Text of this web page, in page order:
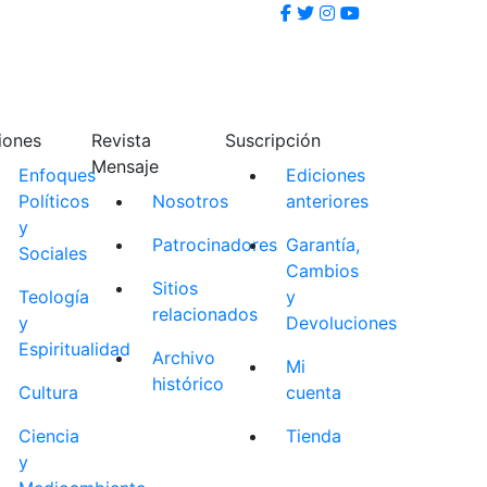
Enfoques
Políticos
y
Sociales
Teología
y
Espiritualidad
Cultura
Ciencia
y
Revista
Mensaje
Nosotros
Patrocinadores
Sitios
relacionados
Archivo
histórico
Suscripción
Ediciones
anteriores
Garantía,
Cambios
y
Devoluciones
Mi
cuenta
Tienda